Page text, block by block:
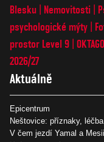
Blesku
Nemovitosti
psychologické mýty
prostor Level 9
2026/27
Aktuálně
Epicentrum
Neštovice: příznaky, léčba
V čem jezdí Yamal a